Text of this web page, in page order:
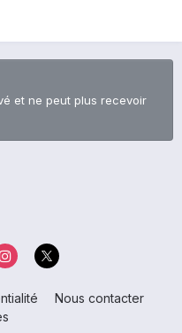
et ne peut plus recevoir
Nous contacter